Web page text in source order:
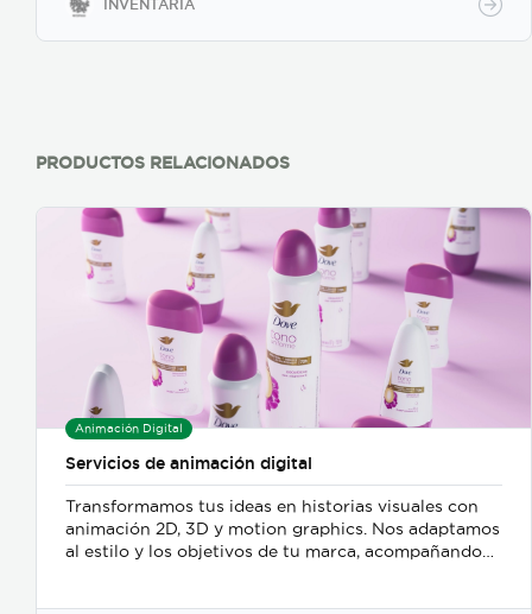
INVENTARIA
PRODUCTOS RELACIONADOS
Animación Digital
Servicios de animación digital
Transformamos tus ideas en historias visuales con
animación 2D, 3D y motion graphics. Nos adaptamos
al estilo y los objetivos de tu marca, acompañando